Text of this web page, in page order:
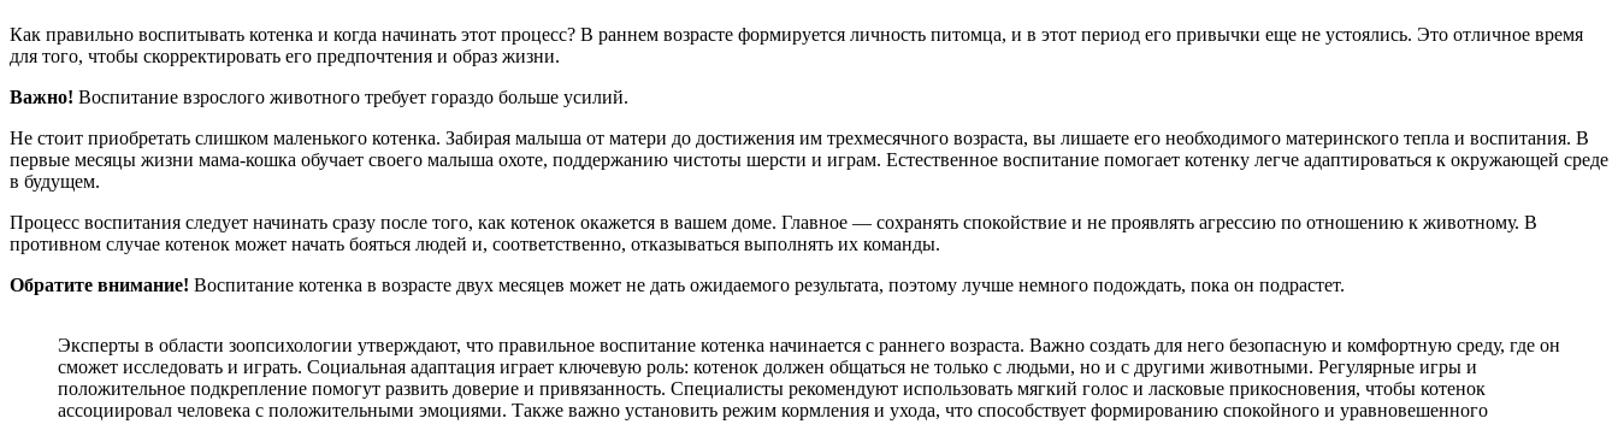
Как правильно воспитывать котенка и когда начинать этот процесс? В раннем возрасте формируется личность питомца, и в этот период его привычки еще не устоялись. Это отличное время
для того, чтобы скорректировать его предпочтения и образ жизни.
Важно! Воспитание взрослого животного требует гораздо больше усилий.
Не стоит приобретать слишком маленького котенка. Забирая малыша от матери до достижения им трехмесячного возраста, вы лишаете его необходимого материнского тепла и воспитания. В
первые месяцы жизни мама-кошка обучает своего малыша охоте, поддержанию чистоты шерсти и играм. Естественное воспитание помогает котенку легче адаптироваться к окружающей среде
в будущем.
Процесс воспитания следует начинать сразу после того, как котенок окажется в вашем доме. Главное — сохранять спокойствие и не проявлять агрессию по отношению к животному. В
противном случае котенок может начать бояться людей и, соответственно, отказываться выполнять их команды.
Обратите внимание! Воспитание котенка в возрасте двух месяцев может не дать ожидаемого результата, поэтому лучше немного подождать, пока он подрастет.
Эксперты в области зоопсихологии утверждают, что правильное воспитание котенка начинается с раннего возраста. Важно создать для него безопасную и комфортную среду, где он
сможет исследовать и играть. Социальная адаптация играет ключевую роль: котенок должен общаться не только с людьми, но и с другими животными. Регулярные игры и
положительное подкрепление помогут развить доверие и привязанность. Специалисты рекомендуют использовать мягкий голос и ласковые прикосновения, чтобы котенок
ассоциировал человека с положительными эмоциями. Также важно установить режим кормления и ухода, что способствует формированию спокойного и уравновешенного